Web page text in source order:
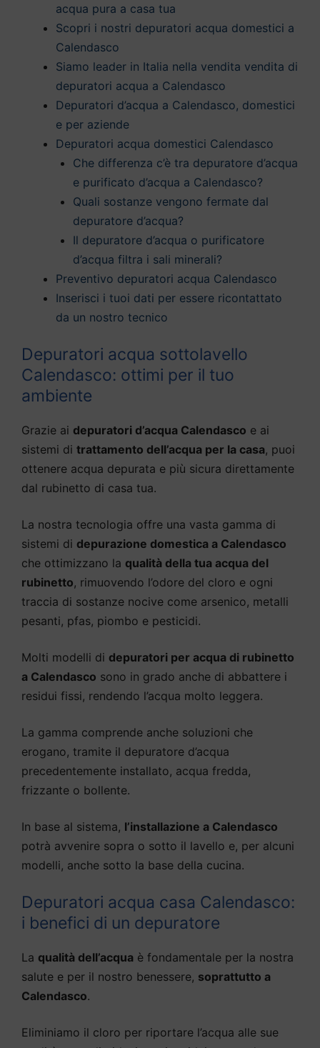
acqua pura a casa tua
Scopri i nostri depuratori acqua domestici a
Calendasco
Siamo leader in Italia nella vendita vendita di
depuratori acqua a Calendasco
Depuratori d’acqua a Calendasco, domestici
e per aziende
Depuratori acqua domestici Calendasco
Che differenza c’è tra depuratore d’acqua
e purificato d’acqua a Calendasco?
Quali sostanze vengono fermate dal
depuratore d’acqua?
Il depuratore d’acqua o purificatore
d’acqua filtra i sali minerali?
Preventivo depuratori acqua Calendasco
Inserisci i tuoi dati per essere ricontattato
da un nostro tecnico
Depuratori acqua sottolavello
Calendasco: ottimi per il tuo
ambiente
Grazie ai depuratori d’acqua Calendasco e ai
sistemi di trattamento dell’acqua per la casa, puoi
ottenere acqua depurata e più sicura direttamente
dal rubinetto di casa tua.
La nostra tecnologia offre una vasta gamma di
sistemi di depurazione domestica a Calendasco
che ottimizzano la qualità della tua acqua del
rubinetto, rimuovendo l’odore del cloro e ogni
traccia di sostanze nocive come arsenico, metalli
pesanti, pfas, piombo e pesticidi.
Molti modelli di depuratori per acqua di rubinetto
a Calendasco sono in grado anche di abbattere i
residui fissi, rendendo l’acqua molto leggera.
La gamma comprende anche soluzioni che
erogano, tramite il depuratore d’acqua
precedentemente installato, acqua fredda,
frizzante o bollente.
In base al sistema, l’installazione a Calendasco
potrà avvenire sopra o sotto il lavello e, per alcuni
modelli, anche sotto la base della cucina.
Depuratori acqua casa Calendasco:
i benefici di un depuratore
La qualità dell’acqua è fondamentale per la nostra
salute e per il nostro benessere, soprattutto a
Calendasco.
Eliminiamo il cloro per riportare l’acqua alle sue